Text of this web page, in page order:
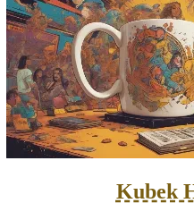
Kubek